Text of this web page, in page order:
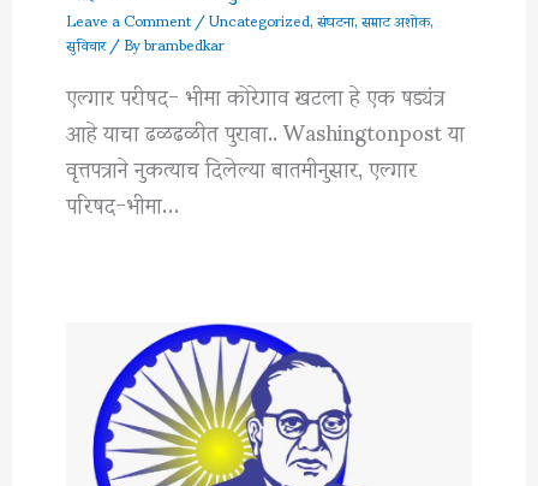
Leave a Comment/Uncategorized,संघटना,सम्राट अशोक,
सुविचार/ Bybrambedkar
एल्गार परीषद- भीमा कोरेगाव खटला हे एक षड्यंत्र
आहे याचा ढळढळीत पुरावा.. Washingtonpost या
वृत्तपत्राने नुकत्याच दिलेल्या बातमीनुसार, एल्गार
परिषद-भीमा…